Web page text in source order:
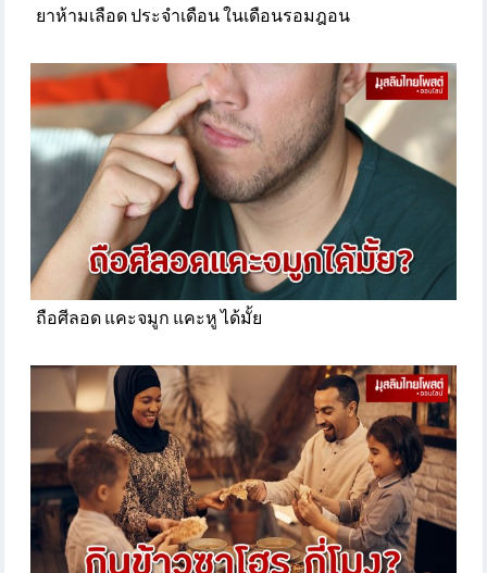
ยาห้ามเลือด ประจําเดือน ในเดือนรอมฎอน
ถือศีลอด แคะจมูก แคะหู ได้มั้ย